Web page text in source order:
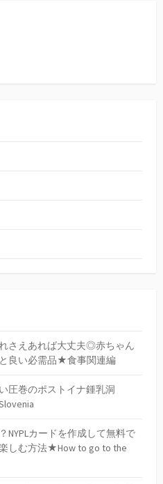
さえあれば大丈夫◎赤ちゃん
良い必需品★食事関連編
圧巻のポストイナ鍾乳洞
NYPLカードを作成して無料で
しむ方法★How to go to the